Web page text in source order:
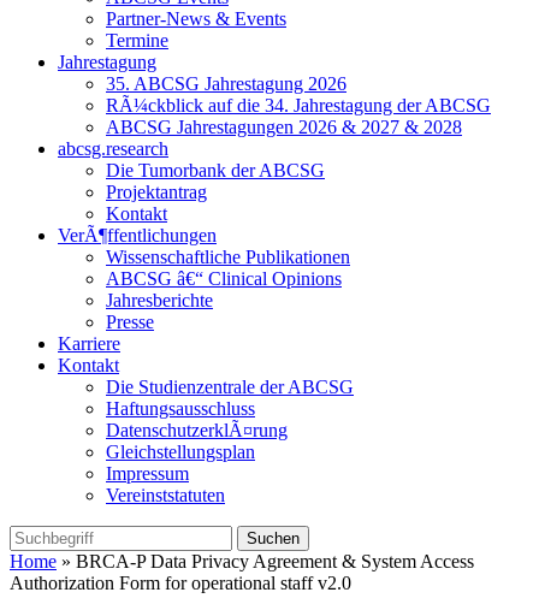
Partner-News & Events
Termine
Jahrestagung
35. ABCSG Jahrestagung 2026
RÃ¼ckblick auf die 34. Jahrestagung der ABCSG
ABCSG Jahrestagungen 2026 & 2027 & 2028
abcsg.research
Die Tumorbank der ABCSG
Projektantrag
Kontakt
VerÃ¶ffentlichungen
Wissenschaftliche Publikationen
ABCSG â€“ Clinical Opinions
Jahresberichte
Presse
Karriere
Kontakt
Die Studienzentrale der ABCSG
Haftungsausschluss
DatenschutzerklÃ¤rung
Gleichstellungsplan
Impressum
Vereinststatuten
Home » BRCA-P Data Privacy Agreement & System Access
Authorization Form for operational staff v2.0